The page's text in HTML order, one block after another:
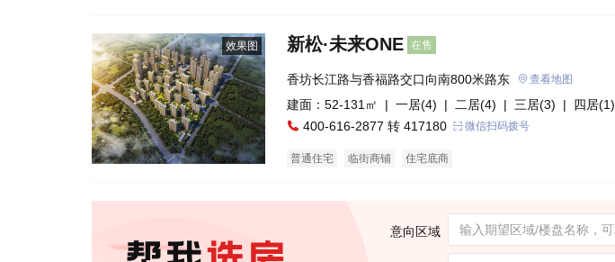
效果图 新松·未来ONE 在售
香坊长江路与香福路交口向南800米路东 查看地图
建面：52-131㎡ | 一居(4) | 二居(4) | 三居(3) | 四居(1)
400-616-2877 转 417180 微信扫码拨号
普通住宅 临街商铺 住宅底商
意向区域